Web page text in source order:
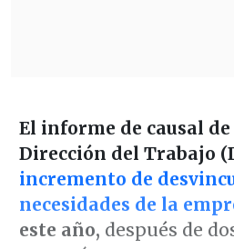
El informe de causal
Dirección del Trabajo
incremento de
necesidades de la
este año, después de